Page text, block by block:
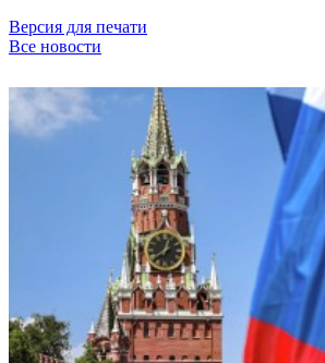
Версия для печати
Все новости